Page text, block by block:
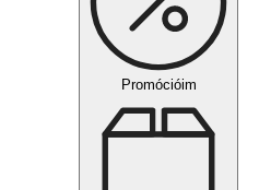
Promócióim